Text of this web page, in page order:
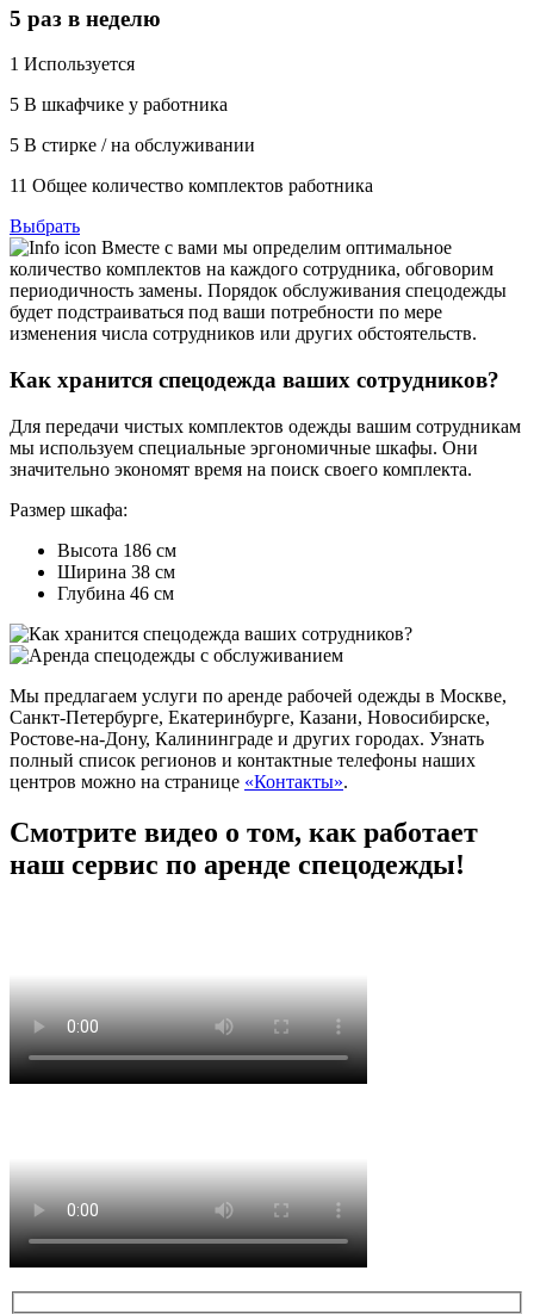
5 раз в неделю
1 Используется
5 В шкафчике у работника
5 В стирке / на обслуживании
11 Общее количество комплектов работника
Выбрать
Вместе с вами мы определим оптимальное
количество комплектов на каждого сотрудника, обговорим
периодичность замены. Порядок обслуживания спецодежды
будет подстраиваться под ваши потребности по мере
изменения числа сотрудников или других обстоятельств.
Как хранится спецодежда ваших сотрудников?
Для передачи чистых комплектов одежды вашим сотрудникам
мы используем специальные эргономичные шкафы. Они
значительно экономят время на поиск своего комплекта.
Размер шкафа:
Высота 186 см
Ширина 38 см
Глубина 46 см
Мы предлагаем услуги по аренде рабочей одежды в Москве,
Санкт-Петербурге, Екатеринбурге, Казани, Новосибирске,
Ростове-на-Дону, Калининграде и других городах. Узнать
полный список регионов и контактные телефоны наших
центров можно на странице «Контакты».
Смотрите видео о том, как работает
наш сервис по аренде спецодежды!